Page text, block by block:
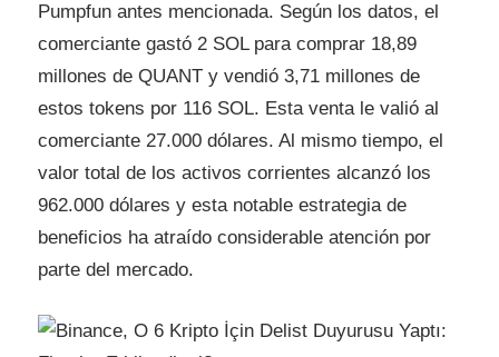
Pumpfun antes mencionada. Según los datos, el
comerciante gastó 2 SOL para comprar 18,89
millones de QUANT y vendió 3,71 millones de
estos tokens por 116 SOL. Esta venta le valió al
comerciante 27.000 dólares. Al mismo tiempo, el
valor total de los activos corrientes alcanzó los
962.000 dólares y esta notable estrategia de
beneficios ha atraído considerable atención por
parte del mercado.